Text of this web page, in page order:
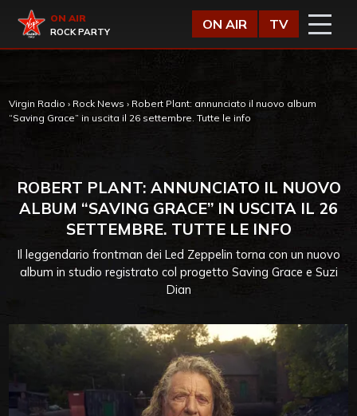
Virgin Radio
ON AIR
ROCK PARTY
ON AIR TV
Virgin Radio › Rock News › Robert Plant: annunciato il nuovo album
“Saving Grace” in uscita il 26 settembre. Tutte le info
ROBERT PLANT: ANNUNCIATO IL NUOVO
ALBUM “SAVING GRACE” IN USCITA IL 26
SETTEMBRE. TUTTE LE INFO
Il leggendario frontman dei Led Zeppelin torna con un nuovo
album in studio registrato col progetto Saving Grace e Suzi
Dian